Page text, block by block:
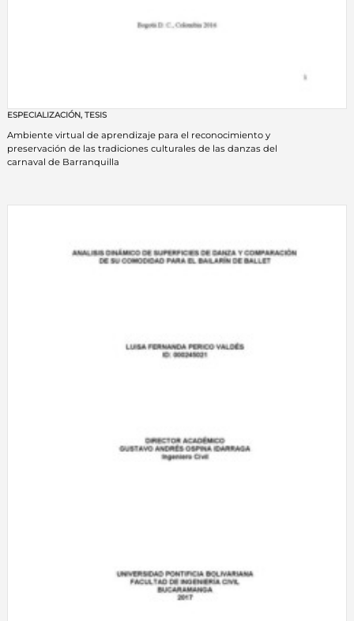
ESPECIALIZACIÓN, TESIS
Ambiente virtual de aprendizaje para el reconocimiento y
preservación de las tradiciones culturales de las danzas del
carnaval de Barranquilla